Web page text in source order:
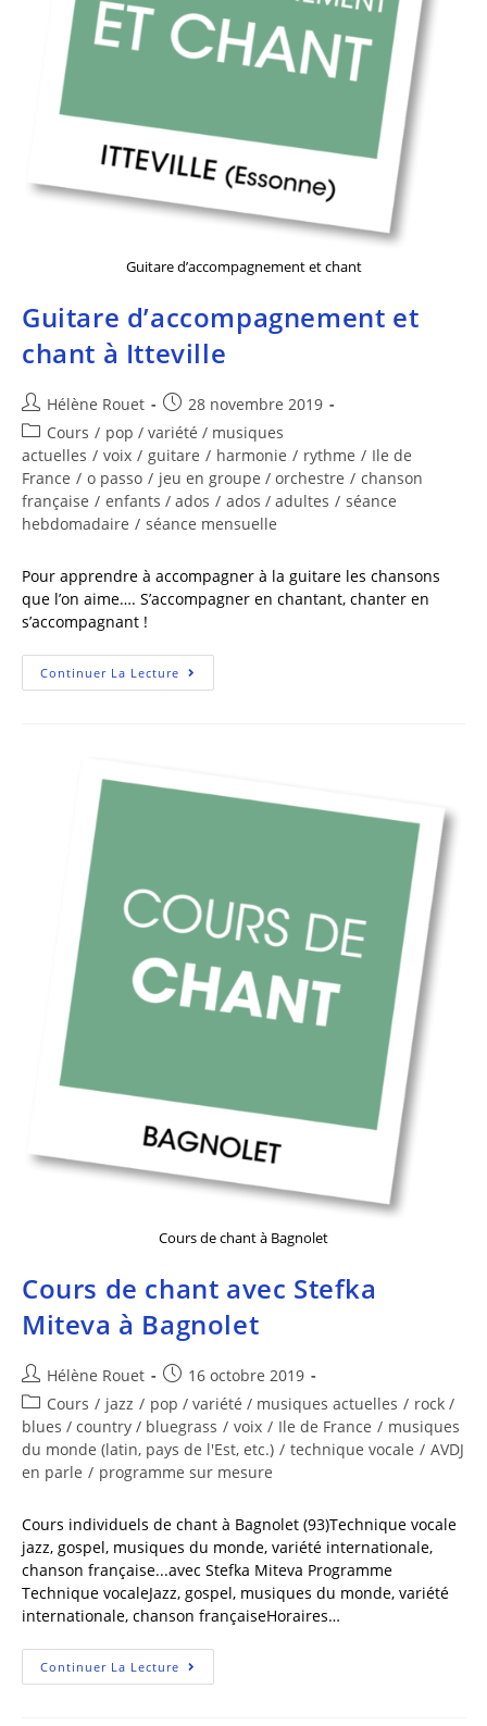
Guitare d’accompagnement et chant
Guitare d’accompagnement et
chant à Itteville
Hélène Rouet
28 novembre 2019
Cours / pop / variété / musiques
actuelles / voix / guitare / harmonie / rythme / Ile de
France / o passo / jeu en groupe / orchestre / chanson
française / enfants / ados / ados / adultes / séance
hebdomadaire / séance mensuelle
Pour apprendre à accompagner à la guitare les chansons
que l’on aime…. S’accompagner en chantant, chanter en
s’accompagnant !
Continuer La Lecture
Cours de chant à Bagnolet
Cours de chant avec Stefka
Miteva à Bagnolet
Hélène Rouet
16 octobre 2019
Cours / jazz / pop / variété / musiques actuelles / rock /
blues / country / bluegrass / voix / Ile de France / musiques
du monde (latin, pays de l'Est, etc.) / technique vocale / AVDJ
en parle / programme sur mesure
Cours individuels de chant à Bagnolet (93)Technique vocale
jazz, gospel, musiques du monde, variété internationale,
chanson française...avec Stefka Miteva Programme
Technique vocaleJazz, gospel, musiques du monde, variété
internationale, chanson françaiseHoraires…
Continuer La Lecture